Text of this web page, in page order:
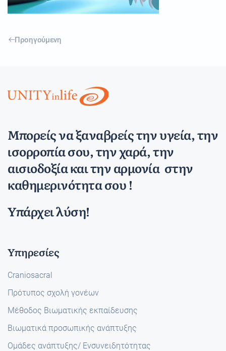
Προηγούμενη
Μπορείς να ξαναβρείς την υγεία, την
ισορροπία σου, την χαρά, την
αισιοδοξία και την αρμονία στην
καθημερινότητα σου !
Υπάρχει λύση!
Υπηρεσίες
Craniosacral
Πρότυπος σχολή γονέων
Μέθοδος Βιωματικής εκπαίδευσης
Βιωματικά προσωπικής ανάπτυξης
Ομάδες ανάπτυξης/ Ενσυνειδητότητας